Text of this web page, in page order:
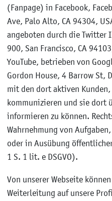
(Fanpage) in Facebook,
Ave, Palo Alto, CA 94304,
angeboten durch die Twitter
900, San Francisco, CA
YouTube, betrieben von
Gordon House, 4 Barrow St,
mit den dort aktiven
kommunizieren und sie dort
informieren zu können.
Wahrnehmung von
oder in Ausübung
1 S. 1 lit. e DSGVO).
Von unserer Webseite
Weiterleitung auf unsere